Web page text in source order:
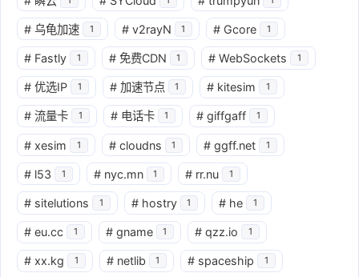
# 乌龟加速 1 # v2rayN 1 # Gcore 1
# Fastly 1 # 免费CDN 1 # WebSockets 1
# 优选IP 1 # 加速节点 1 # kitesim 1
# 流量卡 1 # 电话卡 1 # giffgaff 1
# xesim 1 # cloudns 1 # ggff.net 1
# l53 1 # nyc.mn 1 # rr.nu 1
# sitelutions 1 # hostry 1 # he 1
# eu.cc 1 # gname 1 # qzz.io 1
# xx.kg 1 # netlib 1 # spaceship 1